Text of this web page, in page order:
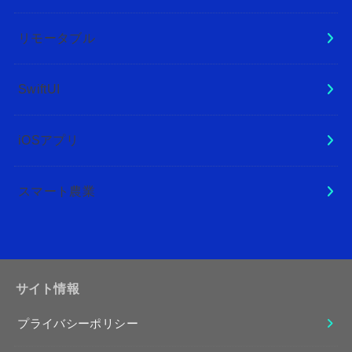
リモータブル
SwiftUI
iOSアプリ
スマート農業
サイト情報
プライバシーポリシー